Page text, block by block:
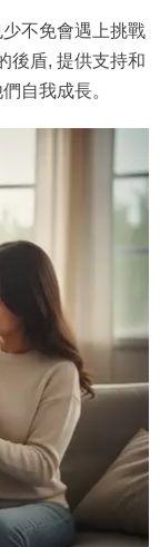
不免會遇上挑戰
後盾, 提供支持和
自我成長。